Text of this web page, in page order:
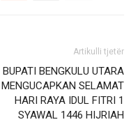
Artikulli tjetër
BUPATI BENGKULU UTARA
MENGUCAPKAN SELAMAT
HARI RAYA IDUL FITRI 1
SYAWAL 1446 HIJRIAH